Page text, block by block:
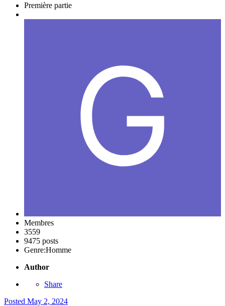
Première partie
Membres
3559
9475 posts
Genre:Homme
Author
Share
Posted May 2, 2024